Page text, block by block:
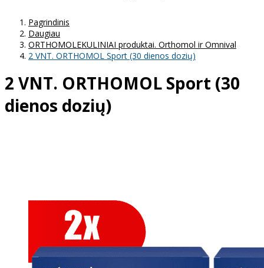
Pagrindinis
Daugiau
ORTHOMOLEKULINIAI produktai. Orthomol ir Omnival
2 VNT. ORTHOMOL Sport (30 dienos dozių)
2 VNT. ORTHOMOL Sport (30
dienos dozių)